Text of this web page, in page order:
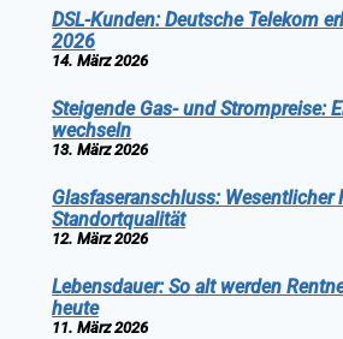
DSL-Kunden: Deutsche Telekom
2026
14. März 2026
Steigende Gas- und Strompreise:
wechseln
13. März 2026
Glasfaseranschluss: Wesentlicher
Standortqualität
12. März 2026
Lebensdauer: So alt werden
heute
11. März 2026